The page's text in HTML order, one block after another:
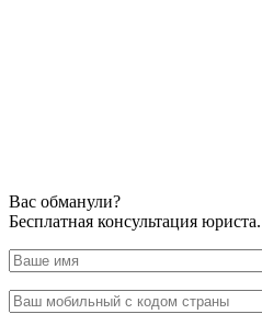
Вас обманули?
Бесплатная консультация юриста.